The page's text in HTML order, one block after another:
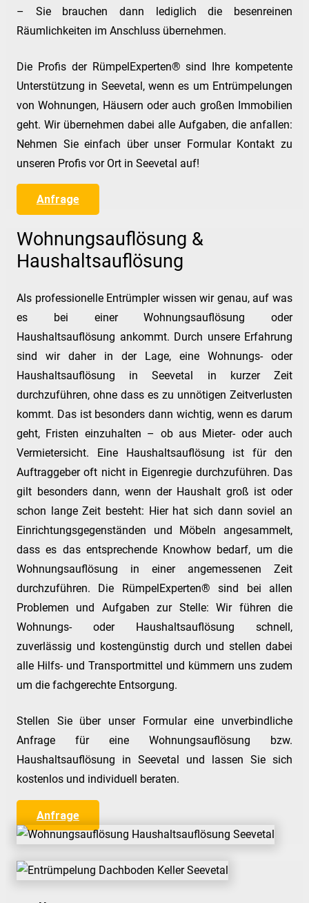
– Sie brauchen dann lediglich die besenreinen
Räumlichkeiten im Anschluss übernehmen.
Die Profis der RümpelExperten® sind Ihre kompetente
Unterstützung in Seevetal, wenn es um Entrümpelungen
von Wohnungen, Häusern oder auch großen Immobilien
geht. Wir übernehmen dabei alle Aufgaben, die anfallen:
Nehmen Sie einfach über unser Formular Kontakt zu
unseren Profis vor Ort in Seevetal auf!
Anfrage
Wohnungsauflösung &
Haushaltsauflösung
Als professionelle Entrümpler wissen wir genau, auf was
es bei einer Wohnungsauflösung oder
Haushaltsauflösung ankommt. Durch unsere Erfahrung
sind wir daher in der Lage, eine Wohnungs- oder
Haushaltsauflösung in Seevetal in kurzer Zeit
durchzuführen, ohne dass es zu unnötigen Zeitverlusten
kommt. Das ist besonders dann wichtig, wenn es darum
geht, Fristen einzuhalten – ob aus Mieter- oder auch
Vermietersicht. Eine Haushaltsauflösung ist für den
Auftraggeber oft nicht in Eigenregie durchzuführen. Das
gilt besonders dann, wenn der Haushalt groß ist oder
schon lange Zeit besteht: Hier hat sich dann soviel an
Einrichtungsgegenständen und Möbeln angesammelt,
dass es das entsprechende Knowhow bedarf, um die
Wohnungsauflösung in einer angemessenen Zeit
durchzuführen. Die RümpelExperten® sind bei allen
Problemen und Aufgaben zur Stelle: Wir führen die
Wohnungs- oder Haushaltsauflösung schnell,
zuverlässig und kostengünstig durch und stellen dabei
alle Hilfs- und Transportmittel und kümmern uns zudem
um die fachgerechte Entsorgung.
Stellen Sie über unser Formular eine unverbindliche
Anfrage für eine Wohnungsauflösung bzw.
Haushaltsauflösung in Seevetal und lassen Sie sich
kostenlos und individuell beraten.
Anfrage